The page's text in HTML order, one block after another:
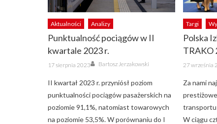
Aktualności Analizy
Punktualność pociągów w II
kwartale 2023 r.
Posted
on
17 sierpnia 2023 Author
Bartosz Jerzakowski
II kwartał 2023 r. przyniósł poziom
punktualności pociągów pasażerskich na
poziomie 91,1%, natomiast towarowych
na poziomie 53,5%. W porównaniu do I
Targi
Polska
TRAKO
Posted
on
27 września
Za nami
transportu
W ciągu